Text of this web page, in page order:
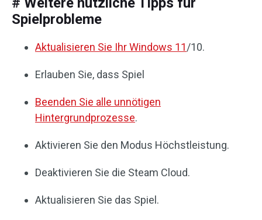
Spielprobleme
Aktualisieren Sie Ihr Windows 11/10.
Erlauben Sie, dass Spiel
Beenden Sie alle unnötigen
Hintergrundprozesse.
Aktivieren Sie den Modus Höchstleistung.
Deaktivieren Sie die Steam Cloud.
Aktualisieren Sie das Spiel.